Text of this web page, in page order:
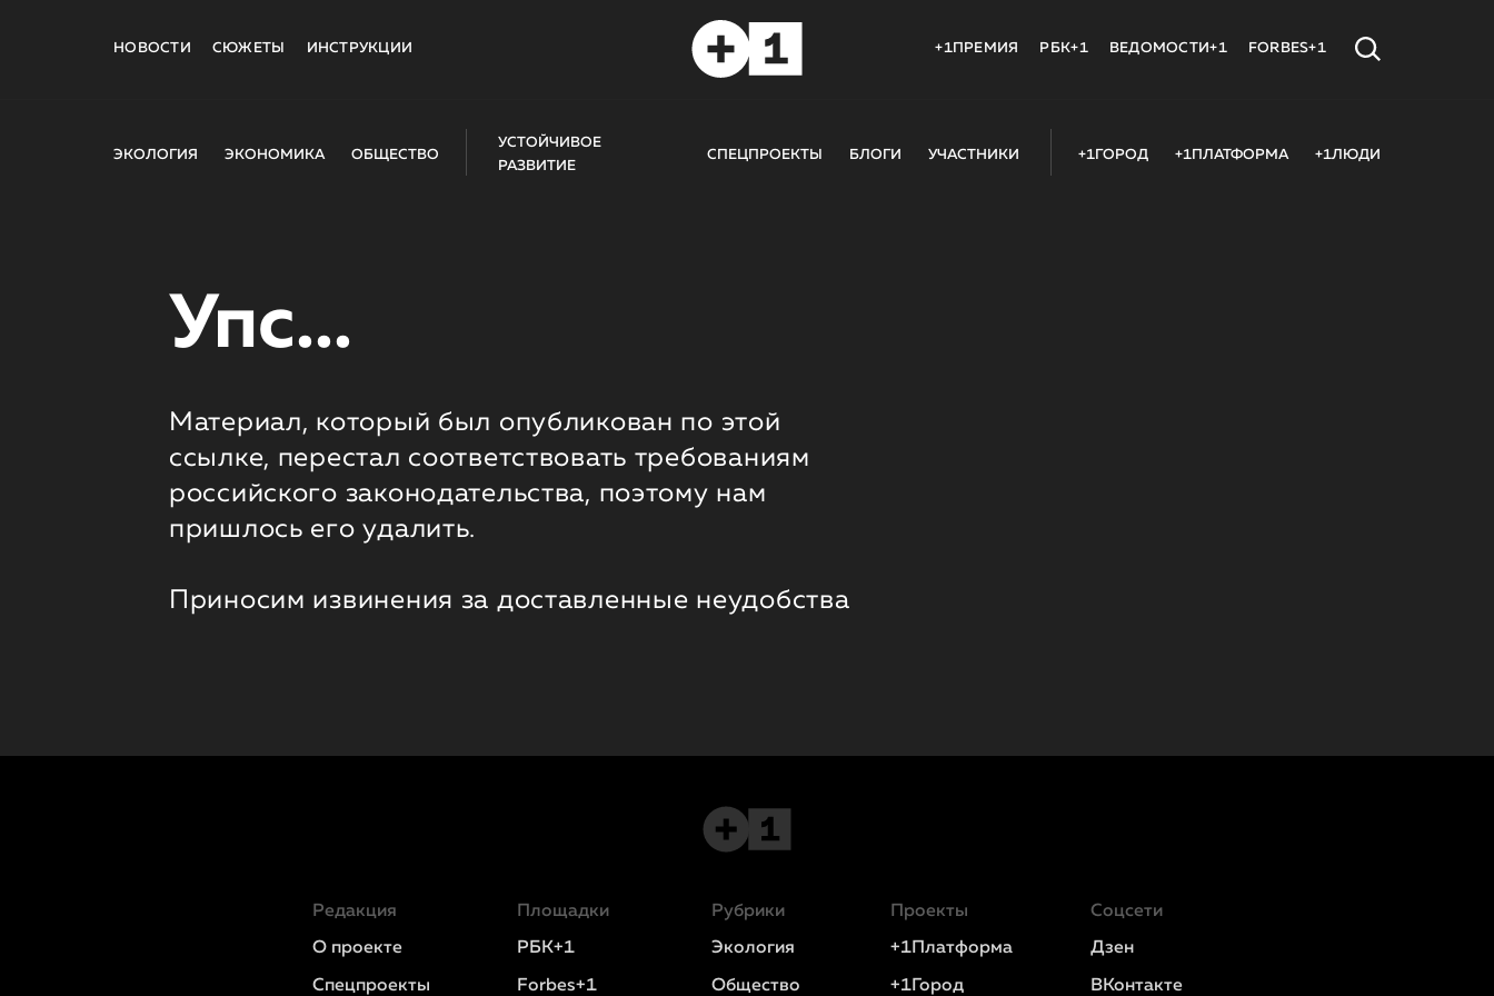
НОВОСТИ СЮЖЕТЫ ИНСТРУКЦИИ +1ПРЕМИЯ РБК+1 ВЕДОМОСТИ+1 FORBES+1
ЭКОЛОГИЯ ЭКОНОМИКА ОБЩЕСТВО
УСТОЙЧИВОЕ
РАЗВИТИЕ
СПЕЦПРОЕКТЫ БЛОГИ УЧАСТНИКИ +1ГОРОД +1ПЛАТФОРМА +1ЛЮДИ
Упс...
Материал, который был опубликован по этой
ссылке, перестал соответствовать требованиям
российского законодательства, поэтому нам
пришлось его удалить.
Приносим извинения за доставленные неудобства
Редакция
О проекте
Спецпроекты
Площадки
РБК+1
Forbes+1
Рубрики
Экология
Общество
Проекты
+1Платформа
+1Город
Соцсети
Дзен
ВКонтакте